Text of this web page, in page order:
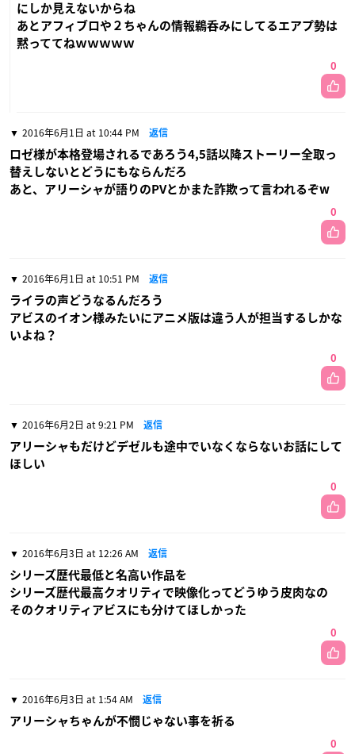
にしか見えないからね
あとアフィブロや２ちゃんの情報鵜呑みにしてるエアプ勢は
黙っててねｗｗｗｗｗ
0
2016年6月1日 at 10:44 PM 返信
ロゼ様が本格登場されるであろう4,5話以降ストーリー全取っ
替えしないとどうにもならんだろ
あと、アリーシャが語りのPVとかまた詐欺って言われるぞw
0
2016年6月1日 at 10:51 PM 返信
ライラの声どうなるんだろう
アビスのイオン様みたいにアニメ版は違う人が担当するしかな
いよね？
0
2016年6月2日 at 9:21 PM 返信
アリーシャもだけどデゼルも途中でいなくならないお話にして
ほしい
0
2016年6月3日 at 12:26 AM 返信
シリーズ歴代最低と名高い作品を
シリーズ歴代最高クオリティで映像化ってどうゆう皮肉なの
そのクオリティアビスにも分けてほしかった
0
2016年6月3日 at 1:54 AM 返信
アリーシャちゃんが不憫じゃない事を祈る
0